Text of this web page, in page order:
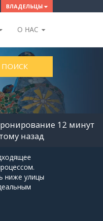
ВЛАДЕЛЬЦЫ
O НАС
ПОИСК
ниже улицы
от
12 минут
тому назад